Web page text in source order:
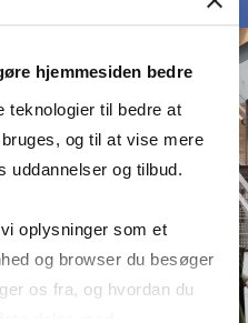
hjemmesiden bedre
teknologier til bedre at
og til at vise mere
uddannelser og tilbud.
oplysninger som et
og browser du besøger
os fra, og hvordan du